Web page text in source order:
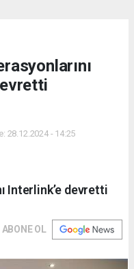
28.12.2024 - 14:25
Interlink’e devretti
ABONE OL